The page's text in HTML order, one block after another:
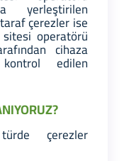
yerleştirilen
çerezler ise
operatörü
cihaza
edilen
çerezler